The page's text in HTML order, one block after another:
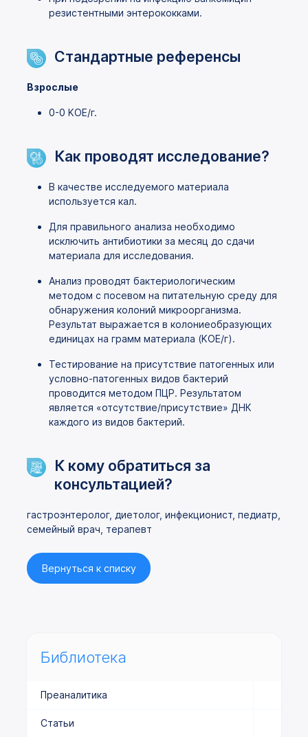
резистентными энтерококками.
Стандартные референсы
Взрослые
0-0 KOЕ/г.
Как проводят исследование?
В качестве исследуемого материала
используется кал.
Для правильного анализа необходимо
исключить антибиотики за месяц до сдачи
материала для исследования.
Анализ проводят бактериологическим
методом с посевом на питательную среду для
обнаружения колоний микроорганизма.
Результат выражается в колониеобразующих
единицах на грамм материала (KOЕ/г).
Тестирование на присутствие патогенных или
условно-патогенных видов бактерий
проводится методом ПЦР. Результатом
является «отсутствие/присутствие» ДНК
каждого из видов бактерий.
К кому обратиться за
консультацией?
гастроэнтеролог, диетолог, инфекционист, педиатр,
семейный врач, терапевт
Вернуться к списку
Библиотека
Преаналитика
Статьи